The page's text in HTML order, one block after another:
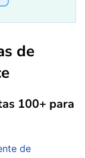
de
100+ para
de